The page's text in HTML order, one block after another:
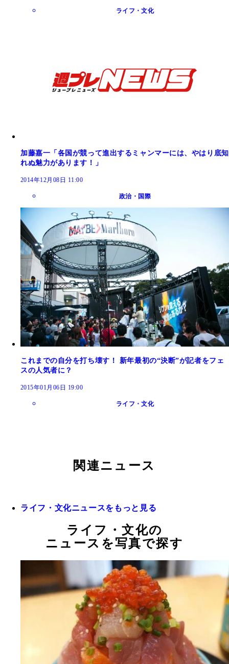
ライフ・文化
加藤嘉一「各国が競って進出するミャンマーには、やはり底知
れぬ魅力があります！」
2014年12月08日 11:00
政治・国際
これまでの自分を打ち壊す！ 新年最初の“決断”が記者をフェ
スの人気者に？
2015年01月06日 19:00
ライフ・文化
関連ニュース
ライフ・文化ニュースをもっと見る
ライフ・文化の
ニュースを写真で探す